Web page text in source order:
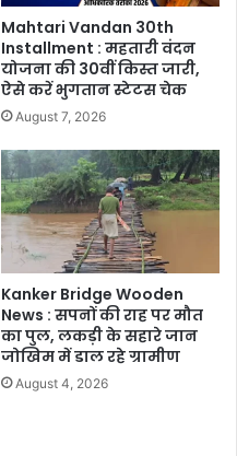
Mahtari Vandan 30th
Installment : महतारी वंदन
योजना की 30वीं किस्त जारी,
ऐसे करें भुगतान स्टेटस चेक
August 7, 2026
Kanker Bridge Wooden
News : सपनों की राह पर मौत
का पुल, लकड़ी के सहारे जान
जोखिम में डाल रहे ग्रामीण
August 4, 2026